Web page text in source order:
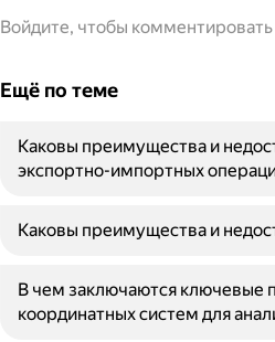
Войдите, чтобы комментировать
Ещё по теме
Каковы преимущества и
экспортно-импортных
Каковы преимущества и
В чем заключаются ключевые
координатных систем для